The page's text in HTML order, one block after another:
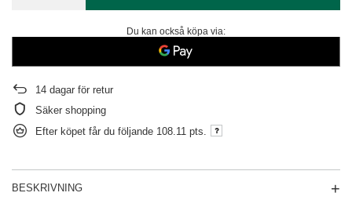
Du kan också köpa via:
14 dagar för retur
Säker shopping
Efter köpet får du följande 108.11 pts.
BESKRIVNING